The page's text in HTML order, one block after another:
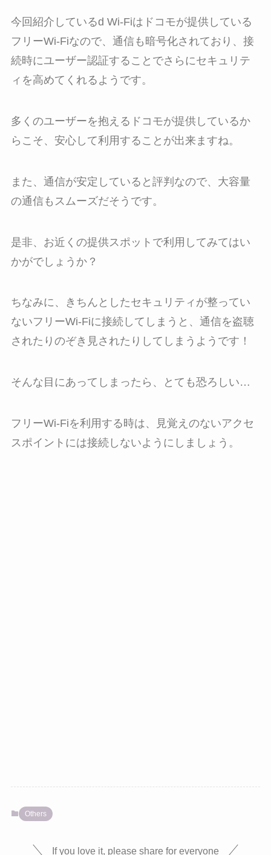
今回紹介しているd Wi-Fiはドコモが提供している
フリーWi-Fiなので、通信も暗号化されており、接
続時にユーザー認証することでさらにセキュリテ
ィを高めてくれるようです。
多くのユーザーを抱えるドコモが提供しているか
らこそ、安心して利用することが出来ますね。
また、通信が安定していると評判なので、大容量
の通信もスムーズだそうです。
是非、お近くの提供スポットで利用してみてはい
かがでしょうか？
ちなみに、きちんとしたセキュリティが整ってい
ないフリーWi-Fiに接続してしまうと、通信を盗聴
されたりのぞき見されたりしてしまうようです！
そんな目にあってしまったら、とても恐ろしい…
フリーWi-Fiを利用する時は、見覚えのないアクセ
スポイントには接続しないようにしましょう。
Others
If you love it, please share for everyone